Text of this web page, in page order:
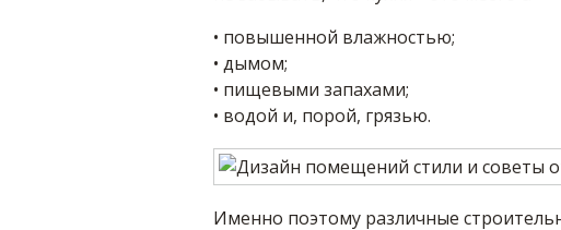
• повышенной влажностью;
• дымом;
• пищевыми запахами;
• водой и, порой, грязью.
Именно поэтому различные